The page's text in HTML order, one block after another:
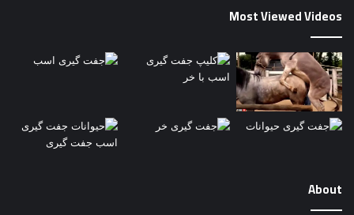
Most Viewed Videos
About